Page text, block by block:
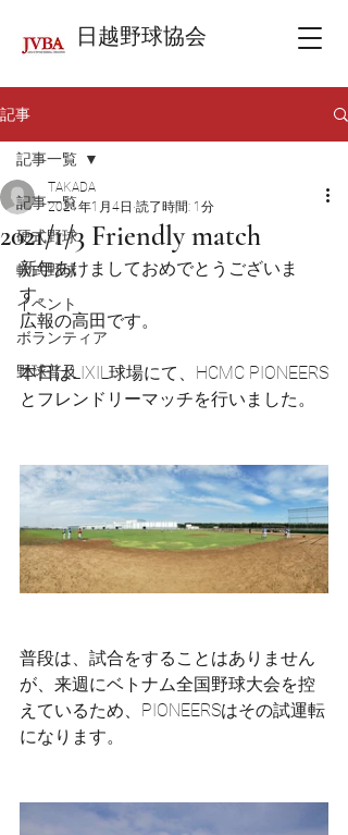
日越野球協会
記事
記事一覧
硬式野球
軟式野球
イベント
ボランティア
野球普及
記事一覧
2021/1/3 Friendly match
TAKADA
2021年1月4日 読了時間: 1分
新年あけましておめでとうございま
す。
広報の高田です。
本日はLIXIL球場にて、HCMC PIONEERS
とフレンドリーマッチを行いました。
普段は、試合をすることはありません
が、来週にベトナム全国野球大会を控
えているため、PIONEERSはその試運転
になります。